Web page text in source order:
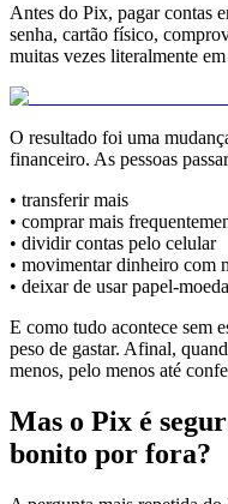
Antes do Pix, pagar contas
senha, cartão físico,
muitas vezes literalmente
O resultado foi uma
financeiro. As pessoas
• transferir mais
• comprar mais
• dividir contas pelo celular
• movimentar dinheiro com
• deixar de usar papel-moeda
E como tudo acontece sem
peso de gastar. Afinal,
menos, pelo menos até
Mas o Pix é
bonito por fora?